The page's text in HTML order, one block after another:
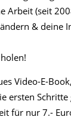
Arbeit (seit
& deine
Video-E-
ersten Schritte
für nur 7.-